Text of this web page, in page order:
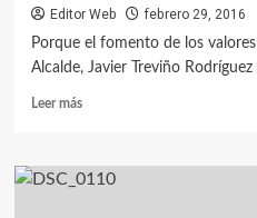
Editor Web febrero 29, 2016
Porque el fomento de los
Alcalde, Javier Treviño
Leer más